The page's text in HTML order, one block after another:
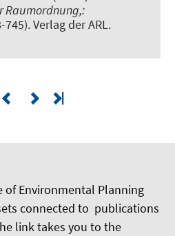
Raumordnung,:
745). Verlag der ARL.
Environmental Planning
connected to publications
link takes you to the